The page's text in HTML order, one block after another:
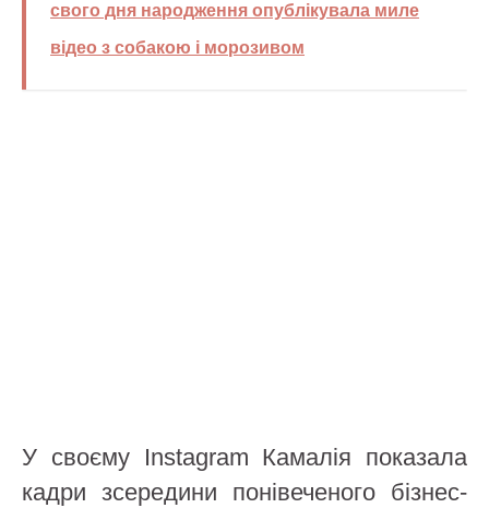
свого дня народження опублікувала миле
відео з собакою і морозивом
У своєму Instagram Камалія показала
кадри зсередини понівеченого бізнес-